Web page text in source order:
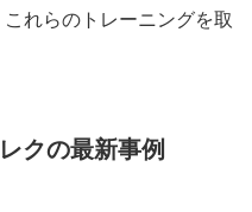
れらのトレーニングを取
クの最新事例